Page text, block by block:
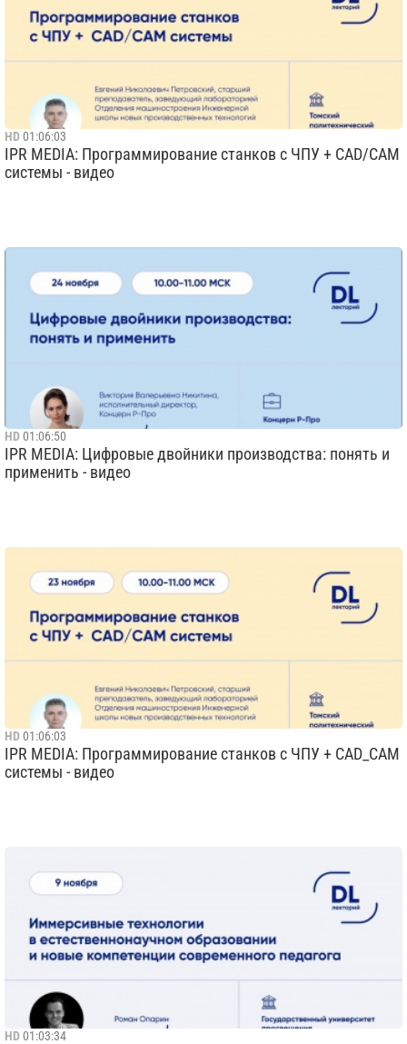
HD 01:06:03
IPR MEDIA: Программирование станков с ЧПУ + CAD/CAM
системы - видео
HD 01:06:50
IPR MEDIA: Цифровые двойники производства: понять и
применить - видео
HD 01:06:03
IPR MEDIA: Программирование станков с ЧПУ + CAD_CAM
системы - видео
HD 01:03:34